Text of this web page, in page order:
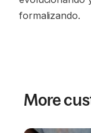
formalizando.
More